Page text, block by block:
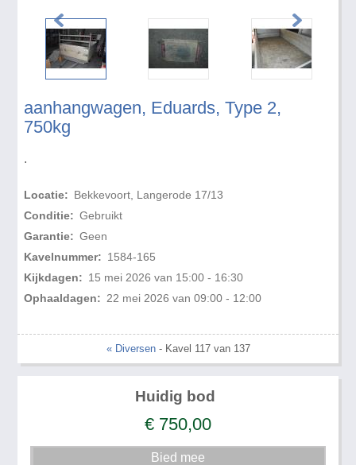
aanhangwagen, Eduards, Type 2,
750kg
.
Locatie: Bekkevoort, Langerode 17/13
Conditie: Gebruikt
Garantie: Geen
Kavelnummer: 1584-165
Kijkdagen: 15 mei 2026 van 15:00 - 16:30
Ophaaldagen: 22 mei 2026 van 09:00 - 12:00
« Diversen- Kavel 117 van 137
Huidig bod
€ 750,00